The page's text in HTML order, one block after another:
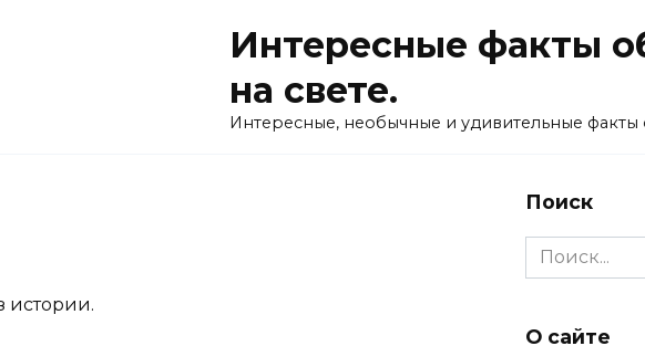
Интересные факты
на свете.
Интересные, необычные и удивительные факты
истории.
Поиск
Search
for:
О сайте